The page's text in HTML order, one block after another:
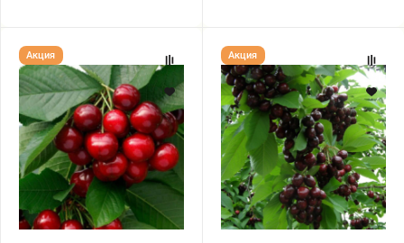
Черешня
"МАЙСКАЯ"
Акция
Черешня
"НАРОДНАЯ"
Акция